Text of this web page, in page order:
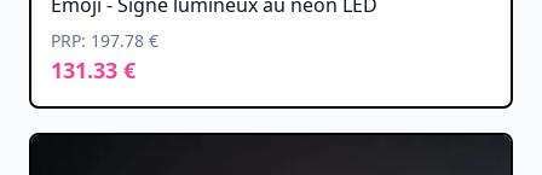
PRP: 197.78 €
131.33 €